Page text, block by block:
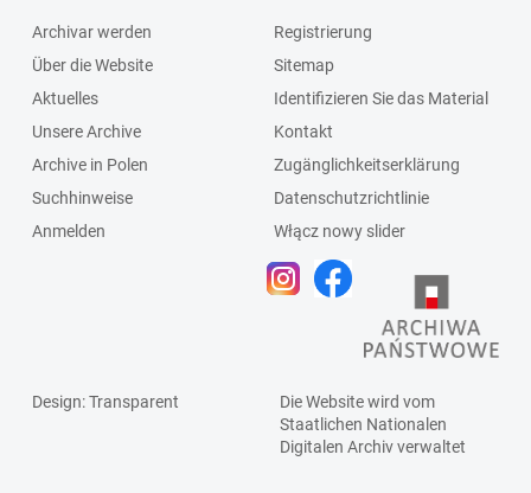
Archivar werden
Über die Website
Aktuelles
Unsere Archive
Archive in Polen
Suchhinweise
Anmelden
Registrierung
Sitemap
Identifizieren Sie das Material
Kontakt
Zugänglichkeitserklärung
Datenschutzrichtlinie
Włącz nowy slider
Design: Transparent
Die Website wird vom
Staatlichen Nationalen
Digitalen Archivverwaltet